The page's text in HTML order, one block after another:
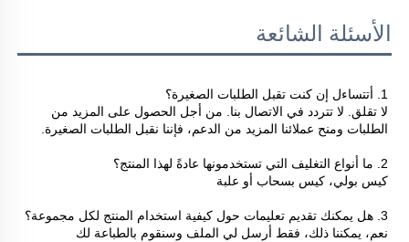
الأسئلة الشائعة
1. أتتساءل إن كنت تقبل الطلبات الصغيرة؟
الطلبات ومنح عملائنا المزيد من الدعم، فإننا نقبل الطلبات الصغيرة.
2. ما أنواع التغليف التي تستخدمونها عادةً لهذا المنتج؟
كيس بولي، كيس بسحاب أو علبة
3. هل يمكنك تقديم تعليمات حول كيفية استخدام المنتج لكل مجموعة؟
نعم، يمكننا ذلك، فقط أرسل لي الملف وسنقوم بالطباعة لك